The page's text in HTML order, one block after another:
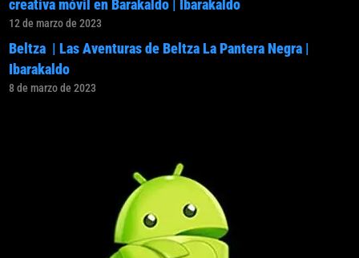
creativa móvil en Barakaldo | Ibarakaldo
12 de marzo de 2023
Beltza | Las Aventuras de Beltza La Pantera Negra |
Ibarakaldo
8 de marzo de 2023